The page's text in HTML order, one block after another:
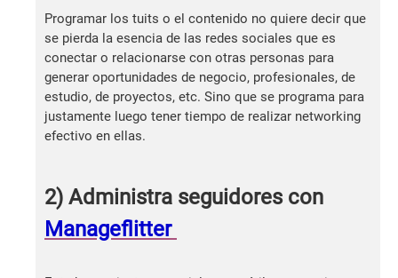
Programar los tuits o el contenido no quiere decir que
se pierda la esencia de las redes sociales que es
conectar o relacionarse con otras personas para
generar oportunidades de negocio, profesionales, de
estudio, de proyectos, etc. Sino que se programa para
justamente luego tener tiempo de realizar networking
efectivo en ellas.
2) Administra seguidores con
Manageflitter